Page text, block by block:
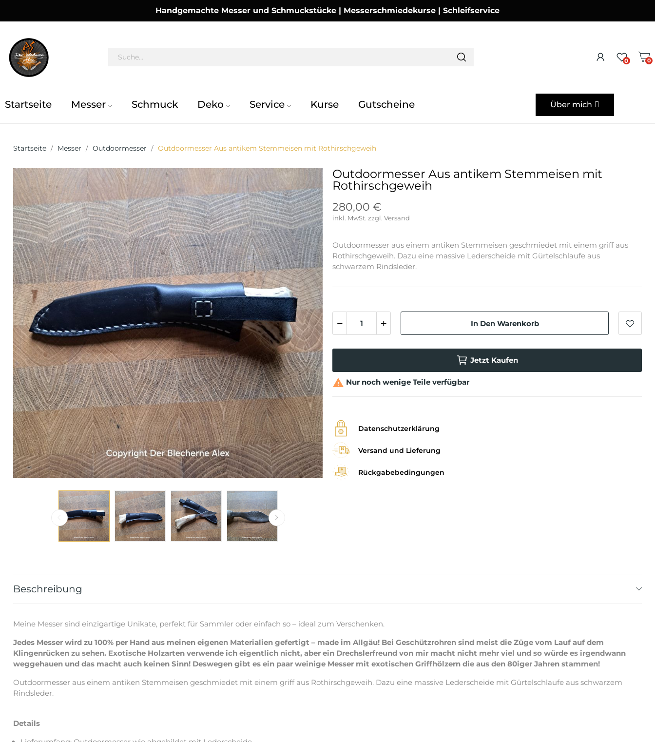
Handgemachte Messer und Schmuckstücke | Messerschmiedekurse | Schleifservice
0 0
Startseite Messer Schmuck Deko Service Kurse Gutscheine Über mich
Startseite Messer Outdoormesser Outdoormesser Aus antikem Stemmeisen mit Rothirschgeweih
Outdoormesser Aus antikem Stemmeisen mit
Rothirschgeweih
280,00 €
inkl. MwSt.
Outdoormesser aus einem antiken Stemmeisen geschmiedet mit einem griff aus
Rothirschgeweih. Dazu eine massive Lederscheide mit Gürtelschlaufe aus
schwarzem Rindsleder.
In Den Warenkorb
Jetzt Kaufen
 Nur noch wenige Teile verfügbar
Datenschutzerklärung
Versand und Lieferung
Rückgabebedingungen
Beschreibung
Meine Messer sind einzigartige Unikate, perfekt für Sammler oder einfach so – ideal zum Verschenken.
Jedes Messer wird zu 100% per Hand aus meinen eigenen Materialien gefertigt – made im Allgäu! Bei Geschützrohren sind meist die Züge vom Lauf auf dem
Klingenrücken zu sehen. Exotische Holzarten verwende ich eigentlich nicht, aber ein Drechslerfreund von mir macht nicht mehr viel und so würde es irgendwann
weggehauen und das macht auch keinen Sinn! Deswegen gibt es ein paar weinige Messer mit exotischen Griffhölzern die aus den 80iger Jahren stammen!
Outdoormesser aus einem antiken Stemmeisen geschmiedet mit einem griff aus Rothirschgeweih. Dazu eine massive Lederscheide mit Gürtelschlaufe aus schwarzem
Rindsleder.
Details